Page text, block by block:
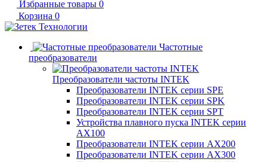
Избранные товары 0
Корзина 0
Частотные
преобразователи
Преобразователи частоты INTEK
Преобразователи INTEK серии SPE
Преобразователи INTEK серии SPK
Преобразователи INTEK серии SPT
Устройства плавного пуска INTEK серии
AX100
Преобразователи INTEK серии AX200
Преобразователи INTEK серии AX300